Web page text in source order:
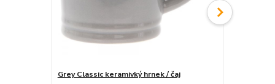
Grey Classic keramivký hrnek / čaj